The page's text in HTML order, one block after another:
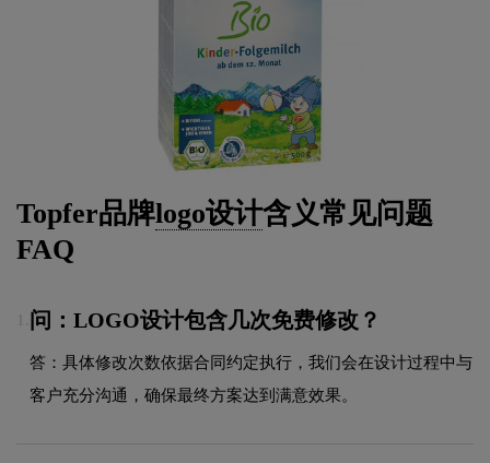
Topfer品牌logo设计含义常见问题
FAQ
问：LOGO设计包含几次免费修改？
答：具体修改次数依据合同约定执行，我们会在设计过程中与
客户充分沟通，确保最终方案达到满意效果。